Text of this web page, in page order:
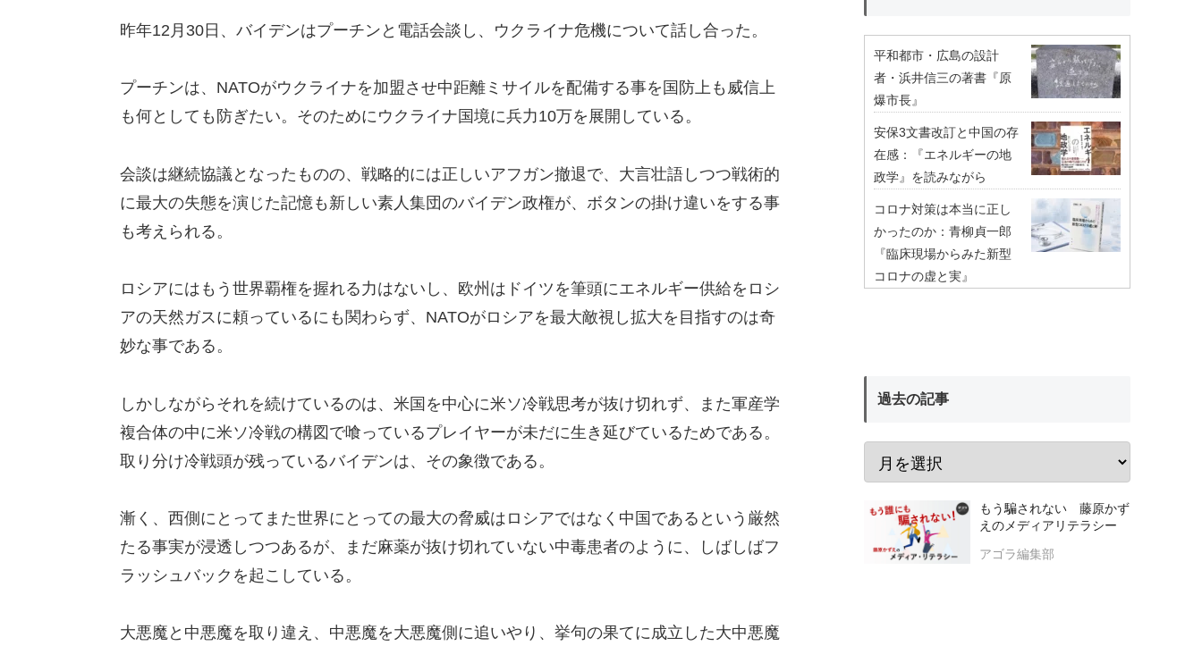
昨年12月30日、バイデンはプーチンと電話会談し、ウクライナ危機について話し合った。
プーチンは、NATOがウクライナを加盟させ中距離ミサイルを配備する事を国防上も威信上
も何としても防ぎたい。そのためにウクライナ国境に兵力10万を展開している。
会談は継続協議となったものの、戦略的には正しいアフガン撤退で、大言壮語しつつ戦術的
に最大の失態を演じた記憶も新しい素人集団のバイデン政権が、ボタンの掛け違いをする事
も考えられる。
ロシアにはもう世界覇権を握れる力はないし、欧州はドイツを筆頭にエネルギー供給をロシ
アの天然ガスに頼っているにも関わらず、NATOがロシアを最大敵視し拡大を目指すのは奇
妙な事である。
しかしながらそれを続けているのは、米国を中心に米ソ冷戦思考が抜け切れず、また軍産学
複合体の中に米ソ冷戦の構図で喰っているプレイヤーが未だに生き延びているためである。
取り分け冷戦頭が残っているバイデンは、その象徴である。
漸く、西側にとってまた世界にとっての最大の脅威はロシアではなく中国であるという厳然
たる事実が浸透しつつあるが、まだ麻薬が抜け切れていない中毒患者のように、しばしばフ
ラッシュバックを起こしている。
大悪魔と中悪魔を取り違え、中悪魔を大悪魔側に追いやり、挙句の果てに成立した大中悪魔
平和都市・広島の設計
者・浜井信三の著書『原
爆市長』
安保3文書改訂と中国の存
在感：『エネルギーの地
政学』を読みながら
コロナ対策は本当に正し
かったのか：青柳貞一郎
『臨床現場からみた新型
コロナの虚と実』
過去の記事
もう騙されない 藤原かず
えのメディアリテラシー
アゴラ編集部